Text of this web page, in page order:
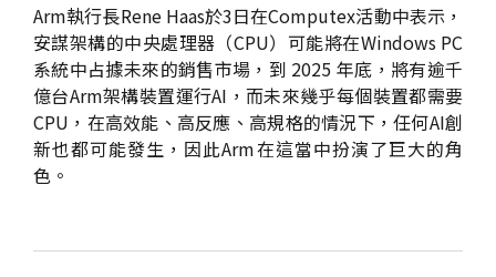
Arm執行長Rene Haas於3日在Computex活動中表示，
安謀架構的中央處理器（CPU）可能將在Windows PC
系統中占據未來的銷售市場，到 2025 年底，將有逾千
億台Arm架構裝置運行AI，而未來幾乎每個裝置都需要
CPU，在高效能、高反應、高規格的情況下，任何AI創
新也都可能發生，因此Arm在這當中扮演了巨大的角
色。